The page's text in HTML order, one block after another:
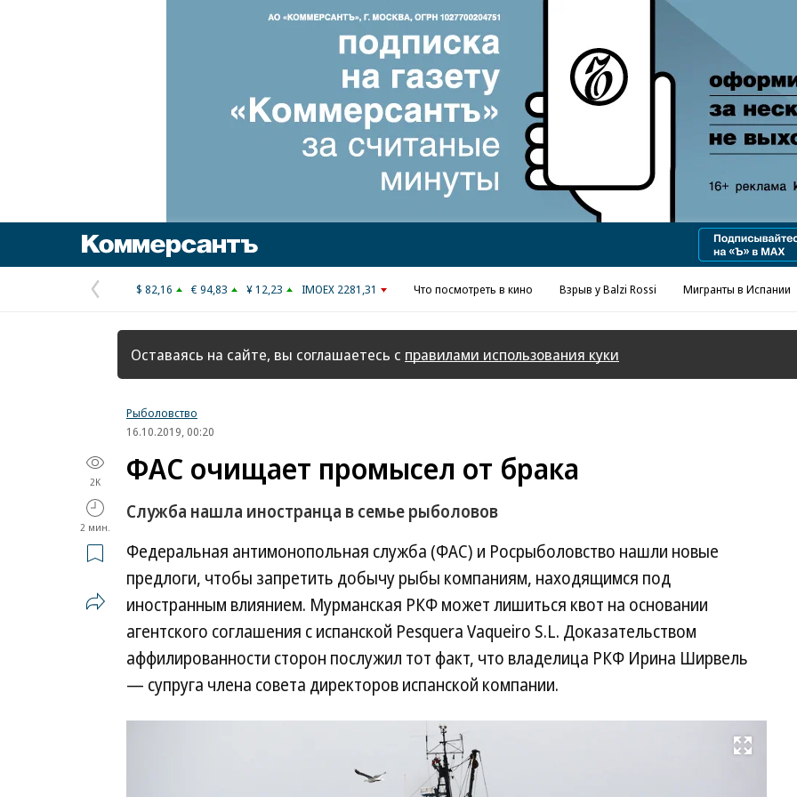
Реклама в «Ъ» www.kommersant.ru/ad
Предыдущая
страница
$ 82,16 € 94,83 ¥ 12,23 IMOEX 2281,31 Что посмотреть в кино Взрыв у Balzi Rossi Мигранты в Испании
Оставаясь на сайте, вы соглашаетесь с правилами использования куки
Рыболовство
16.10.2019, 00:20
2K
2 мин.
ФАС очищает промысел от брака
Служба нашла иностранца в семье рыболовов
Федеральная антимонопольная служба (ФАС) и Росрыболовство нашли новые
предлоги, чтобы запретить добычу рыбы компаниям, находящимся под
иностранным влиянием. Мурманская РКФ может лишиться квот на основании
агентского соглашения с испанской Pesquera Vaqueiro S.L. Доказательством
аффилированности сторон послужил тот факт, что владелица РКФ Ирина Ширвель
— супруга члена совета директоров испанской компании.
Развернуть на весь экран